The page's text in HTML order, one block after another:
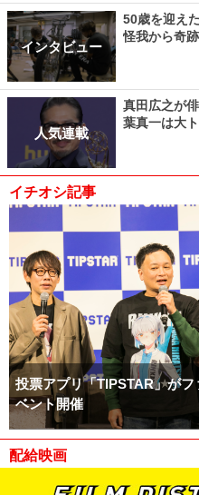
インタビュー
50歳を迎え
怪我から奇
人気連載
真田広之が
葉真一は大
イチオシ記事
投票アプリ「TIPSTAR」がフ
ベント開催
配給映画